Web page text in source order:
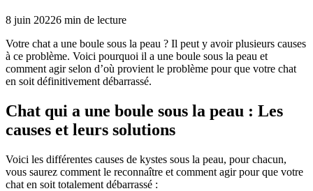
8 juin 20226 min de lecture
Votre chat a une boule sous la peau ? Il peut y avoir plusieurs causes
à ce problème. Voici pourquoi il a une boule sous la peau et
comment agir selon d’où provient le problème pour que votre chat
en soit définitivement débarrassé.
Chat qui a une boule sous la peau : Les
causes et leurs solutions
Voici les différentes causes de kystes sous la peau, pour chacun,
vous saurez comment le reconnaître et comment agir pour que votre
chat en soit totalement débarrassé :